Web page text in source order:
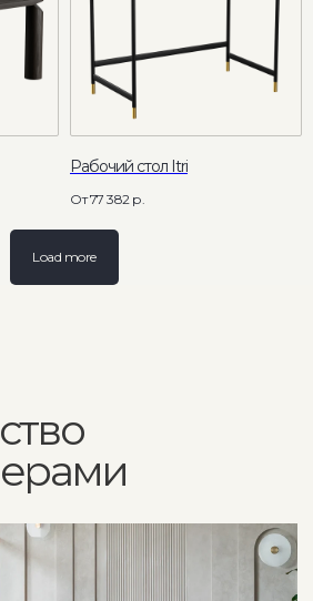
Рабочий стол Itri
77 382 р.
Load more